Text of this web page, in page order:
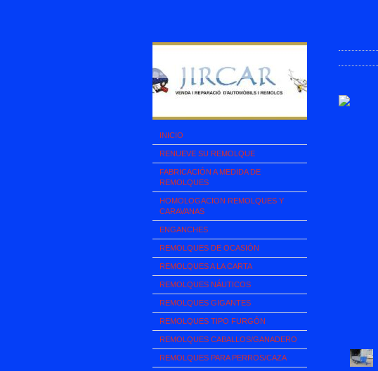
INICIO
RENUEVE SU REMOLQUE
FABRICACIÓN A MEDIDA DE
REMOLQUES
HOMOLOGACION REMOLQUES Y
CARAVANAS
ENGANCHES
REMOLQUES DE OCASIÓN
REMOLQUES A LA CARTA
REMOLQUES NÁUTICOS
REMOLQUES GIGANTES
REMOLQUES TIPO FURGÓN
REMOLQUES CABALLOS/GANADERO
REMOLQUES PARA PERROS/CAZA